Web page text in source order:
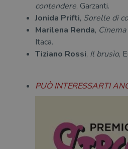
contendere, Garzanti.
Jonida Prifti, Sorelle di
Marilena Renda,
Itaca.
Tiziano Rossi, Il brusìo,
PUÒ INTERESSARTI